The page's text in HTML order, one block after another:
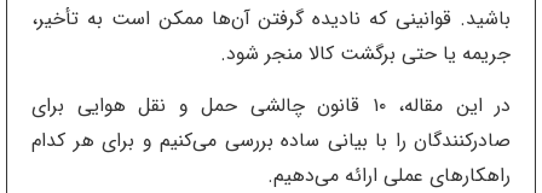
باشید. قوانینی که نادیده گرفتن آن‌ها ممکن است به تأخیر،
جریمه یا حتی برگشت کالا منجر شود.
در این مقاله، ۱۰ قانون چالشی حمل و نقل هوایی برای
صادرکنندگان را با بیانی ساده بررسی می‌کنیم و برای هر کدام
راهکارهای عملی ارائه می‌دهیم.